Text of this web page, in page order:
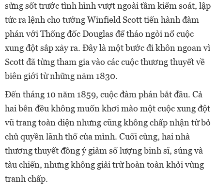
sửng sốt trước tình hình vượt ngoài tầm kiểm soát, lập
tức ra lệnh cho tướng Winfield Scott tiến hành đàm
phán với Thống đốc Douglas để tháo ngòi nổ cuộc
xung đột sắp xảy ra. Đây là một bước đi khôn ngoan vì
Scott đã từng tham gia vào các cuộc thương thuyết về
biên giới từ những năm 1830.
Đến tháng 10 năm 1859, cuộc đàm phán bắt đầu. Cả
hai bên đều không muốn khơi mào một cuộc xung đột
vũ trang toàn diện nhưng cũng không chấp nhận từ bỏ
chủ quyền lãnh thổ của mình. Cuối cùng, hai nhà
thương thuyết đồng ý giảm số lượng binh sĩ, súng và
tàu chiến, nhưng không giải trừ hoàn toàn khỏi vùng
tranh chấp.